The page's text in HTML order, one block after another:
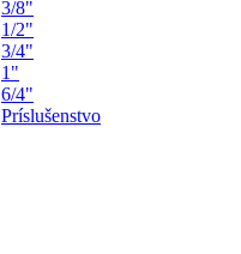
3/8"
1/2"
3/4"
1"
6/4"
Príslušenstvo